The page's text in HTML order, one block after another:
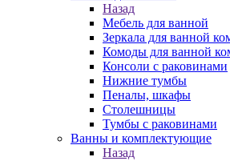
Назад
Мебель для ванной
Зеркала для ванной
Комоды для ванной
Консоли с раковинами
Нижние тумбы
Пеналы, шкафы
Столешницы
Тумбы с раковинами
Ванны и комплектующие
Назад